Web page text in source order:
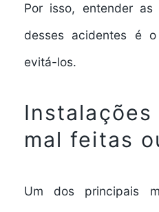
Por isso, entender as
desses acidentes é
evitá-los.
mal feitas
Um dos principais